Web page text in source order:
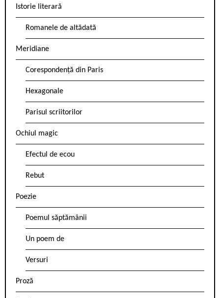
Istorie literară
Romanele de altădată
Meridiane
Corespondență din Paris
Hexagonale
Parisul scriitorilor
Ochiul magic
Efectul de ecou
Rebut
Poezie
Poemul săptămânii
Un poem de
Versuri
Proză